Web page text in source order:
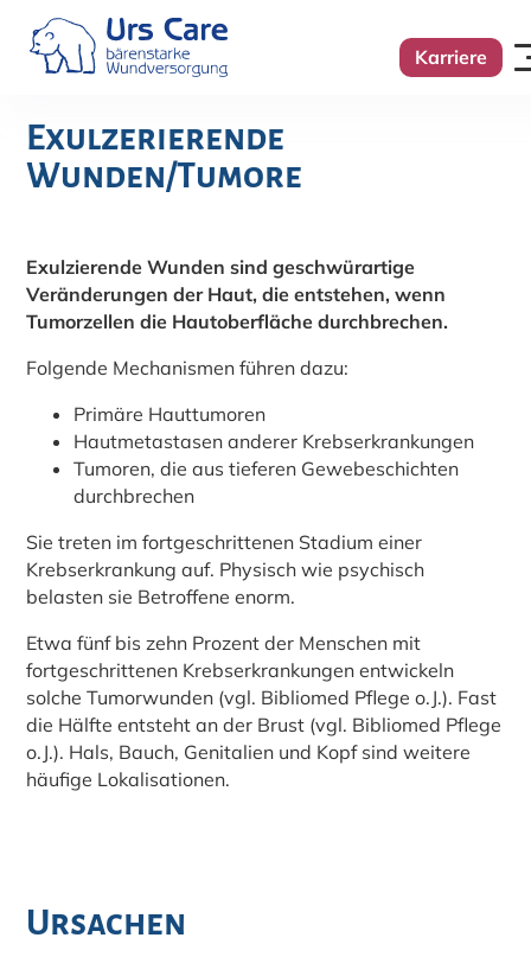
Karriere
Exulzerierende
Wunden/Tumore
Exulzierende Wunden sind geschwürartige
Veränderungen der Haut, die entstehen, wenn
Tumorzellen die Hautoberfläche durchbrechen.
Folgende Mechanismen führen dazu:
Primäre Hauttumoren
Hautmetastasen anderer Krebserkrankungen
Tumoren, die aus tieferen Gewebeschichten
durchbrechen
Sie treten im fortgeschrittenen Stadium einer
Krebserkrankung auf. Physisch wie psychisch
belasten sie Betroffene enorm.
Etwa fünf bis zehn Prozent der Menschen mit
fortgeschrittenen Krebserkrankungen entwickeln
solche Tumorwunden (vgl. Bibliomed Pflege o.J.). Fast
die Hälfte entsteht an der Brust (vgl. Bibliomed Pflege
o.J.). Hals, Bauch, Genitalien und Kopf sind weitere
häufige Lokalisationen.
Ursachen